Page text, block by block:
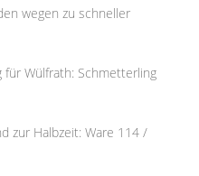
wegen zu schneller
für Wülfrath: Schmetterling
zur Halbzeit: Ware 114 /